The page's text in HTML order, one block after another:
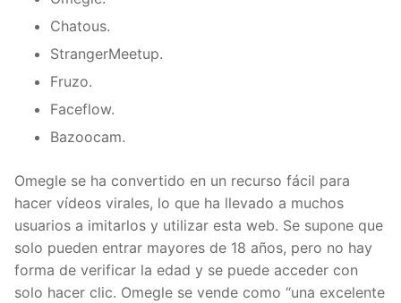
Chatous.
StrangerMeetup.
Fruzo.
Faceflow.
Bazoocam.
Omegle se ha convertido en un recurso fácil para
hacer vídeos virales, lo que ha llevado a muchos
usuarios a imitarlos y utilizar esta web. Se supone que
solo pueden entrar mayores de 18 años, pero no hay
forma de verificar la edad y se puede acceder con
solo hacer clic. Omegle se vende como “una excelente